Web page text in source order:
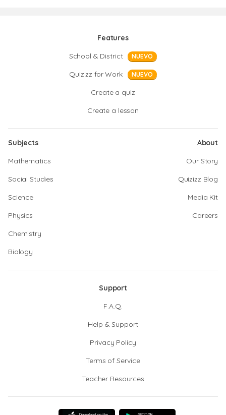
Features
School & District
NUEVO
Quizizz for Work NUEVO
Create a quiz
Create a lesson
Subjects
Mathematics
Social Studies
Science
Physics
Chemistry
Biology
About
Our Story
Quizizz Blog
Media Kit
Careers
Support
F.A.Q.
Help & Support
Privacy Policy
Terms of Service
Teacher Resources